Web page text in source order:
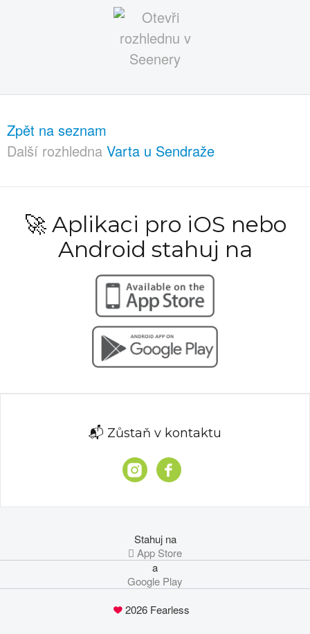
Zpět na seznam
Další rozhledna Varta u Sendraže
🚀 Aplikaci pro iOS nebo
Android stahuj na
📬 Zůstaň v kontaktu
Stahuj na
 App Store
a
Google Play
2026 Fearless